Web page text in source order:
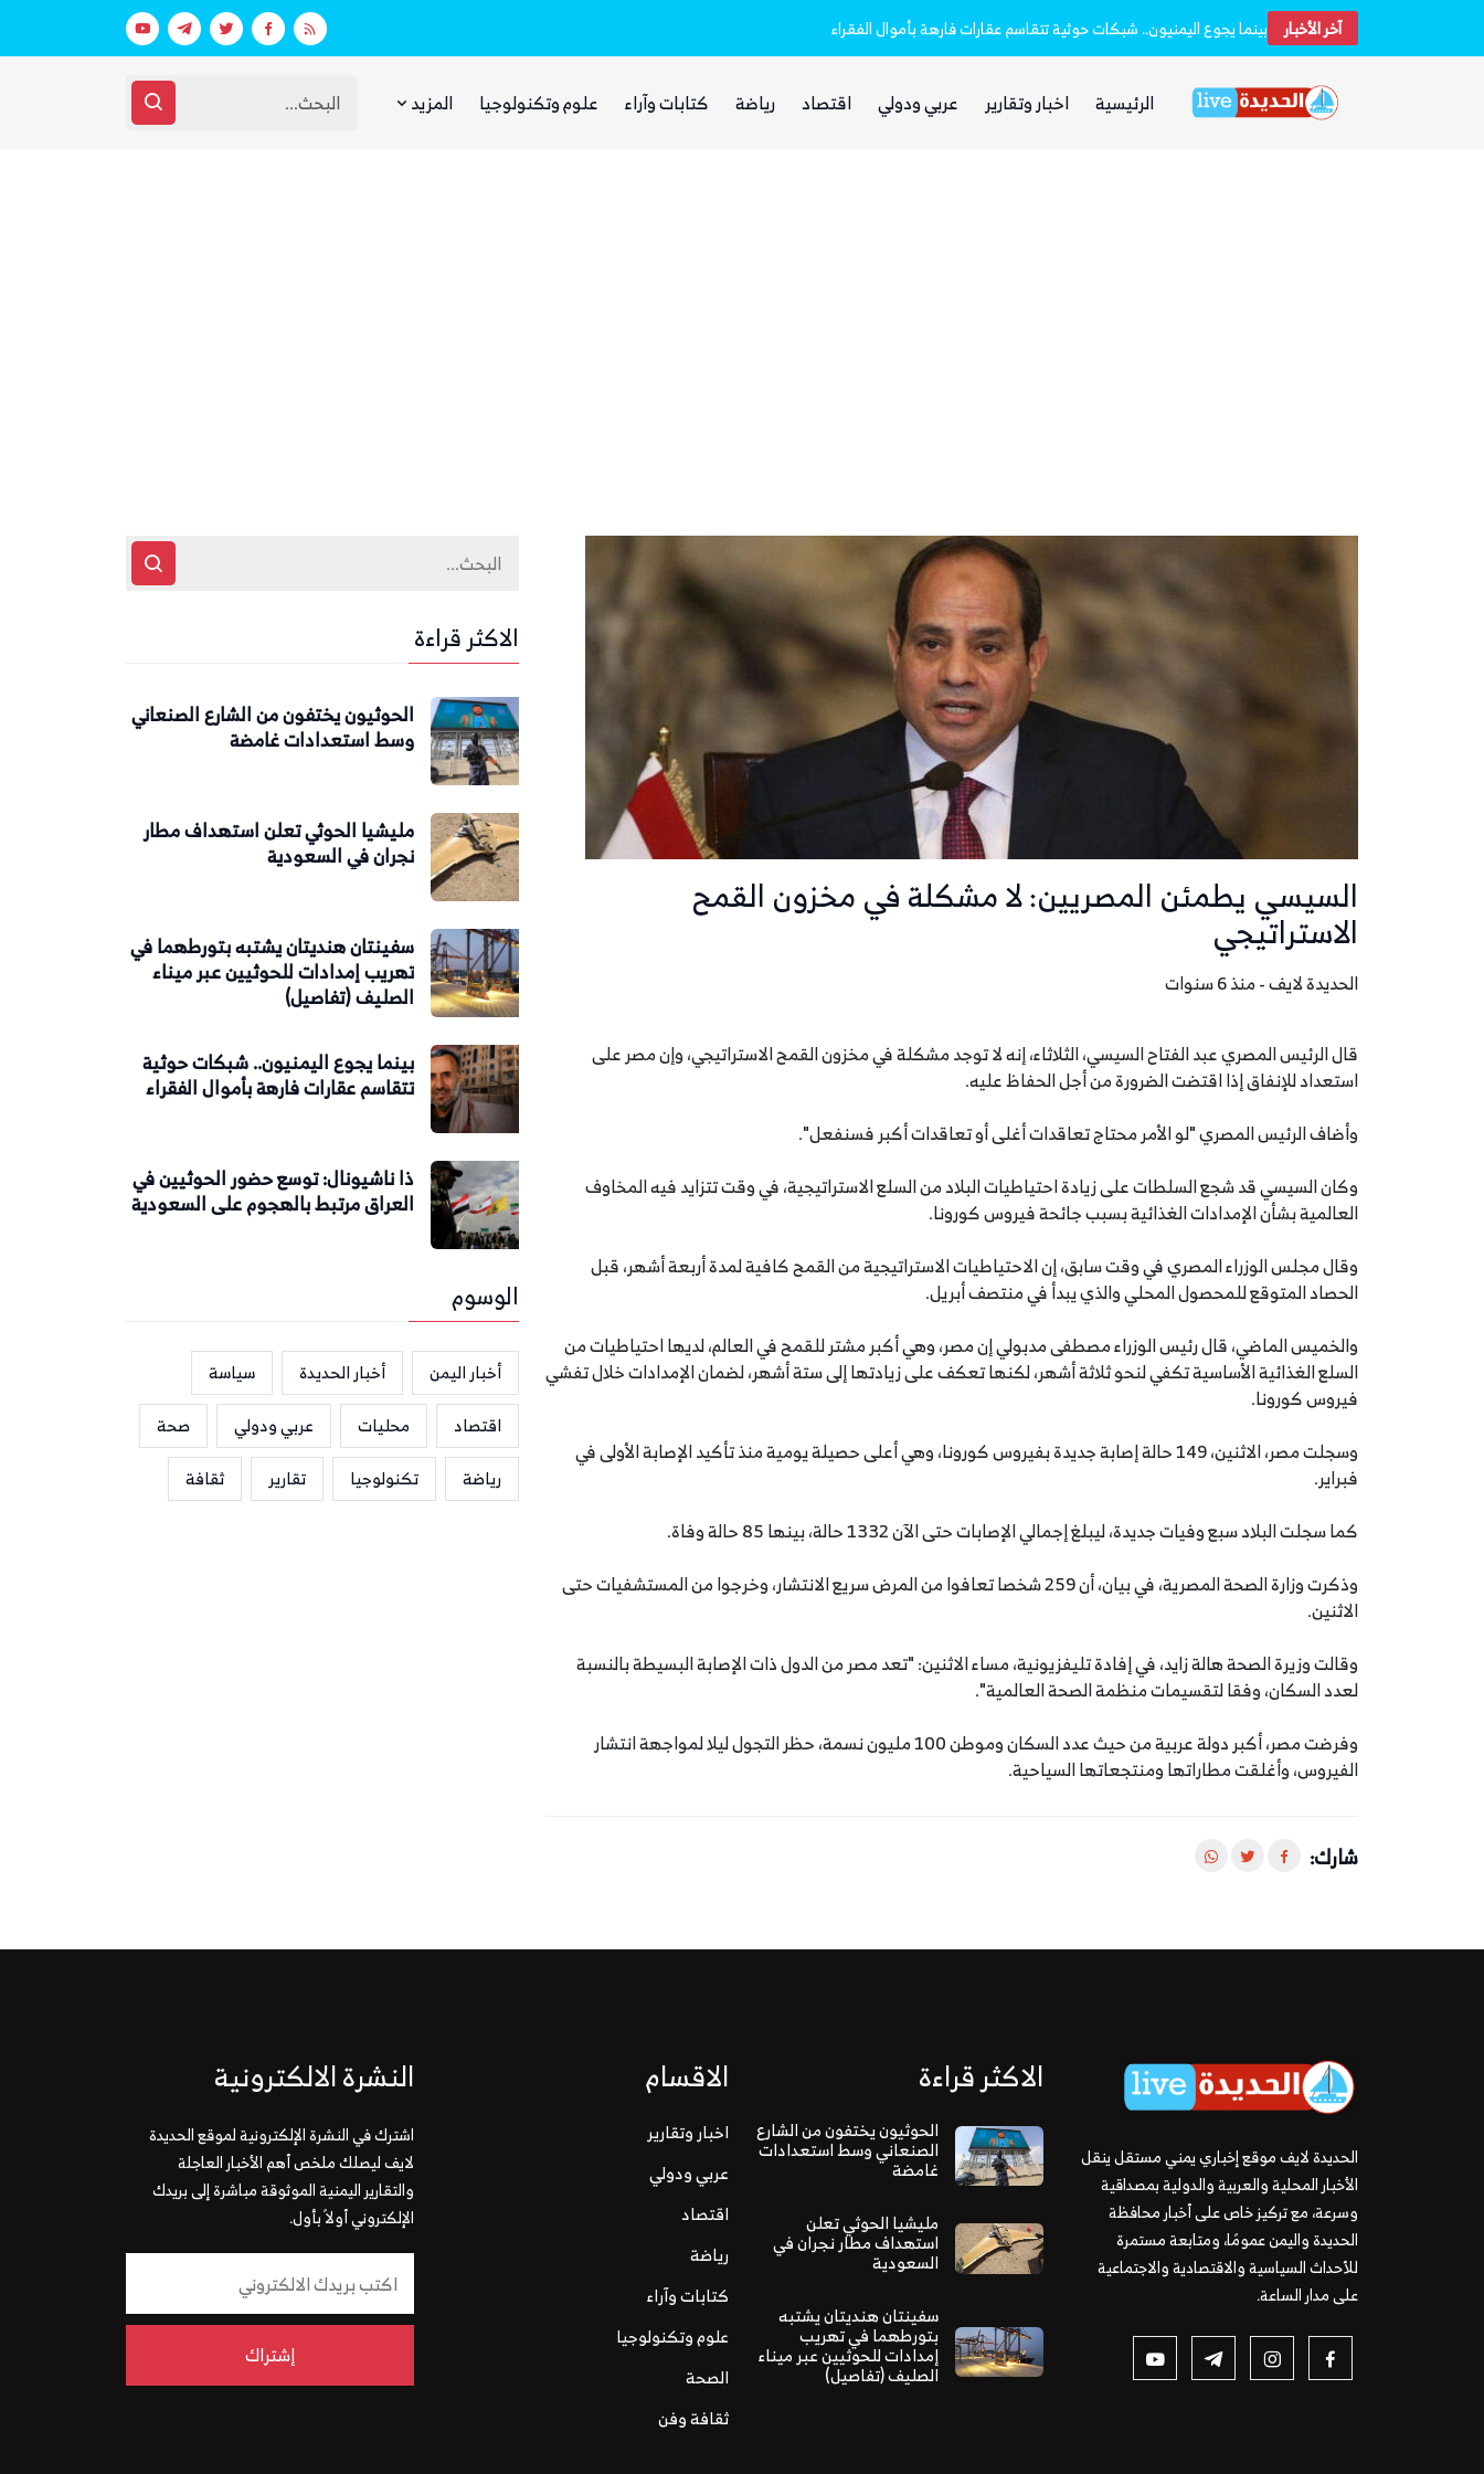
آخر الأخبار بينما يجوع اليمنيون.. شبكات حوثية تتقاسم عقارات فارهة بأموال الفقراء ذا ناشيونال: توسع حضور الحوثيين في
الرئيسية اخبار وتقارير عربي ودولي اقتصاد رياضة كتابات وآراء علوم وتكنولوجيا المزيد
السيسي يطمئن المصريين: لا مشكلة في مخزون القمح
الاستراتيجي
الحديدة لايف - منذ 6 سنوات
قال الرئيس المصري عبد الفتاح السيسي، الثلاثاء، إنه لا توجد مشكلة في مخزون القمح الاستراتيجي، وإن مصر على
استعداد للإنفاق إذا اقتضت الضرورة من أجل الحفاظ عليه.
وأضاف الرئيس المصري "لو الأمر محتاج تعاقدات أغلى أو تعاقدات أكبر فسنفعل".
وكان السيسي قد شجع السلطات على زيادة احتياطيات البلاد من السلع الاستراتيجية، في وقت تتزايد فيه المخاوف
العالمية بشأن الإمدادات الغذائية بسبب جائحة فيروس كورونا.
وقال مجلس الوزراء المصري في وقت سابق، إن الاحتياطيات الاستراتيجية من القمح كافية لمدة أربعة أشهر، قبل
الحصاد المتوقع للمحصول المحلي والذي يبدأ في منتصف أبريل.
والخميس الماضي، قال رئيس الوزراء مصطفى مدبولي إن مصر، وهي أكبر مشتر للقمح في العالم، لديها احتياطيات من
السلع الغذائية الأساسية تكفي لنحو ثلاثة أشهر، لكنها تعكف على زيادتها إلى ستة أشهر، لضمان الإمدادات خلال تفشي
فيروس كورونا.
وسجلت مصر، الاثنين، 149 حالة إصابة جديدة بفيروس كورونا، وهي أعلى حصيلة يومية منذ تأكيد الإصابة الأولى في
فبراير.
كما سجلت البلاد سبع وفيات جديدة، ليبلغ إجمالي الإصابات حتى الآن 1332 حالة، بينها 85 حالة وفاة.
وذكرت وزارة الصحة المصرية، في بيان، أن 259 شخصا تعافوا من المرض سريع الانتشار، وخرجوا من المستشفيات حتى
الاثنين.
وقالت وزيرة الصحة هالة زايد، في إفادة تليفزيونية، مساء الاثنين: "تعد مصر من الدول ذات الإصابة البسيطة بالنسبة
لعدد السكان، وفقا لتقسيمات منظمة الصحة العالمية".
وفرضت مصر، أكبر دولة عربية من حيث عدد السكان وموطن 100 مليون نسمة، حظر التجول ليلا لمواجهة انتشار
الفيروس، وأغلقت مطاراتها ومنتجعاتها السياحية.
شارك:
الاكثر قراءة
الحوثيون يختفون من الشارع الصنعاني
وسط استعدادات غامضة
مليشيا الحوثي تعلن استهداف مطار
نجران في السعودية
سفينتان هنديتان يشتبه بتورطهما في
تهريب إمدادات للحوثيين عبر ميناء
الصليف (تفاصيل)
بينما يجوع اليمنيون.. شبكات حوثية
تتقاسم عقارات فارهة بأموال الفقراء
ذا ناشيونال: توسع حضور الحوثيين في
العراق مرتبط بالهجوم على السعودية
الوسوم
أخبار اليمن أخبار الحديدة
سياسة
اقتصاد
محليات عربي ودولي
صحة
رياضة
تكنولوجيا تقارير ثقافة
الحديدة لايف موقع إخباري يمني مستقل ينقل
الأخبار المحلية والعربية والدولية بمصداقية
وسرعة، مع تركيز خاص على أخبار محافظة
الحديدة واليمن عمومًا، ومتابعة مستمرة
للأحداث السياسية والاقتصادية والاجتماعية
على مدار الساعة.
الاكثر قراءة
الحوثيون يختفون من الشارع
الصنعاني وسط استعدادات
غامضة
مليشيا الحوثي تعلن
استهداف مطار نجران في
السعودية
سفينتان هنديتان يشتبه
بتورطهما في تهريب
إمدادات للحوثيين عبر ميناء
الصليف (تفاصيل)
الاقسام
اخبار وتقارير
عربي ودولي
اقتصاد
رياضة
كتابات وآراء
علوم وتكنولوجيا
الصحة
ثقافة وفن
النشرة الالكترونية
اشترك في النشرة الإلكترونية لموقع الحديدة
لايف ليصلك ملخص أهم الأخبار العاجلة
والتقارير اليمنية الموثوقة مباشرة إلى بريدك
الإلكتروني أولاً بأول.
إشتراك